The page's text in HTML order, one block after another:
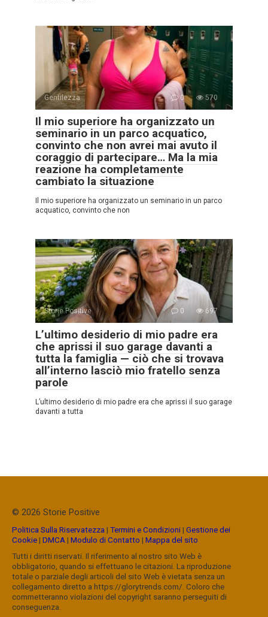
Gentilezza 0 570
Il mio superiore ha organizzato un
seminario in un parco acquatico,
convinto che non avrei mai avuto il
coraggio di partecipare… Ma la mia
reazione ha completamente
cambiato la situazione
Il mio superiore ha organizzato un seminario in un parco
acquatico, convinto che non
Storie Positive 0 697
L’ultimo desiderio di mio padre era
che aprissi il suo garage davanti a
tutta la famiglia — ciò che si trovava
all’interno lasciò mio fratello senza
parole
L’ultimo desiderio di mio padre era che aprissi il suo garage
davanti a tutta
© 2026 Storie Positive
Politica Sulla Riservatezza| Termini e Condizioni| Gestione dei
Cookie| DMCA| Modulo di Contatto | Mappa del sito
Tutti i diritti riservati. Il riferimento al nostro sito Web è
obbligatorio, quando si effettuano le citazioni. La riproduzione
totale o parziale degli articoli del sito Web è vietata senza un
collegamento diretto a https://glorytrends.com/. Coloro che
commetteranno violazioni del copyright saranno perseguiti di
conseguenza.